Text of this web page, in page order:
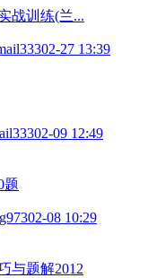
战训练(兰...
02-27 13:39
02-09 12:49
题
02-08 10:29
与题解2012